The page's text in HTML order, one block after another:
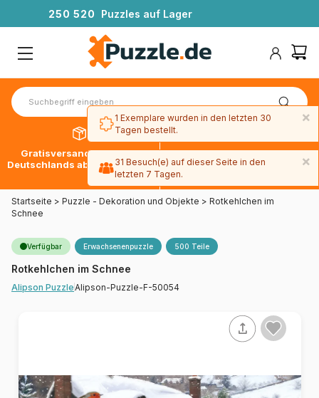
250 520 Puzzles auf Lager
Gratisversand innerhalb
Deutschlands ab 49 € mit DPD
30 Tage später bezahlen
mit Paypal
Startseite > Puzzle - Dekoration und Objekte > Rotkehlchen im
Schnee
Verfügbar Erwachsenenpuzzle 500 Teile
Rotkehlchen im Schnee
Alipson Puzzle Alipson-Puzzle-F-50054
×
1 Exemplare wurden in den letzten 30
Tagen bestellt.
×
31 Besuch(e) auf dieser Seite in den
letzten 7 Tagen.